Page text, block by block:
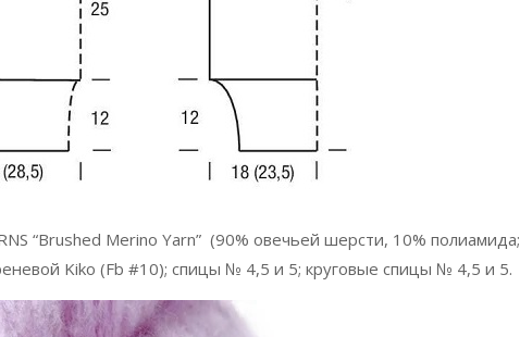
“Brushed Merino Yarn” (90% овечьей шерсти, 10% полиамида;
Kiko (Fb #10); спицы № 4,5 и 5; круговые спицы № 4,5 и 5.